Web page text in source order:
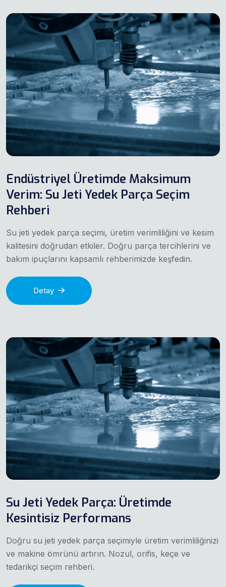
Endüstriyel Üretimde Maksimum
Verim: Su Jeti Yedek Parça Seçim
Rehberi
Su jeti yedek parça seçimi, üretim verimliliğini ve kesim
kalitesini doğrudan etkiler. Doğru parça tercihlerini ve
bakım ipuçlarını kapsamlı rehberimizde keşfedin.
Detay
Su Jeti Yedek Parça: Üretimde
Kesintisiz Performans
Doğru su jeti yedek parça seçimiyle üretim verimliliğinizi
ve makine ömrünü artırın. Nozul, orifis, keçe ve
tedarikçi seçim rehberi.